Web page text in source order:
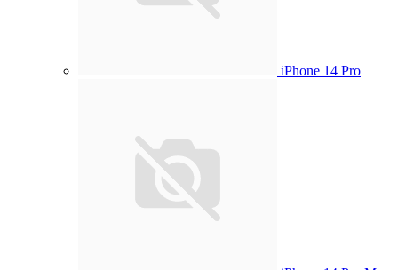
iPhone 14 Pro